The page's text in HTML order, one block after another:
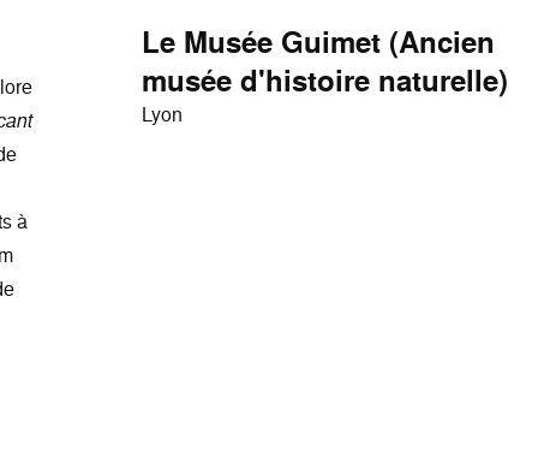
Le Musée Guimet (Ancien
musée d'histoire naturelle)
Lyon
à